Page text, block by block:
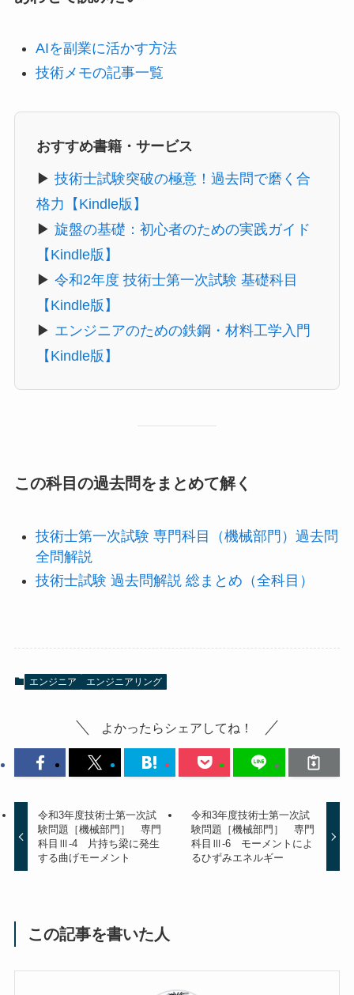
AIを副業に活かす方法
技術メモの記事一覧
おすすめ書籍・サービス
▶ 技術士試験突破の極意！過去問で磨く合
格力【Kindle版】
▶ 旋盤の基礎：初心者のための実践ガイド
【Kindle版】
▶ 令和2年度 技術士第一次試験 基礎科目
【Kindle版】
▶ エンジニアのための鉄鋼・材料工学入門
【Kindle版】
この科目の過去問をまとめて解く
技術士第一次試験 専門科目（機械部門）過去問
全問解説
技術士試験 過去問解説 総まとめ（全科目）
エンジニア エンジニアリング
よかったらシェアしてね！
令和3年度技術士第一次試
験問題［機械部門］ 専門
科目Ⅲ-4 片持ち梁に発生
する曲げモーメント
令和3年度技術士第一次試
験問題［機械部門］ 専門
科目Ⅲ-6 モーメントによ
るひずみエネルギー
この記事を書いた人